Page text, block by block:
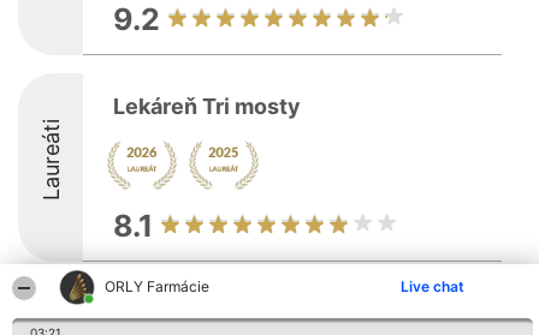
ORLY Farmácie Live chat
9.2
Laureáti
Lekáreň Tri mosty
8.1
Organizátor hodnotenia
Bright Side Solutions sp. z o. Laureáti Kontakt